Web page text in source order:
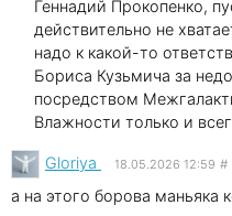
Геннадий Прокопенко,
действительно не
надо к какой-то
Бориса Кузьмича за
посредством
Влажности только и
Gloriya 18.05.2026 12:59 #
а на этого борова маньяка